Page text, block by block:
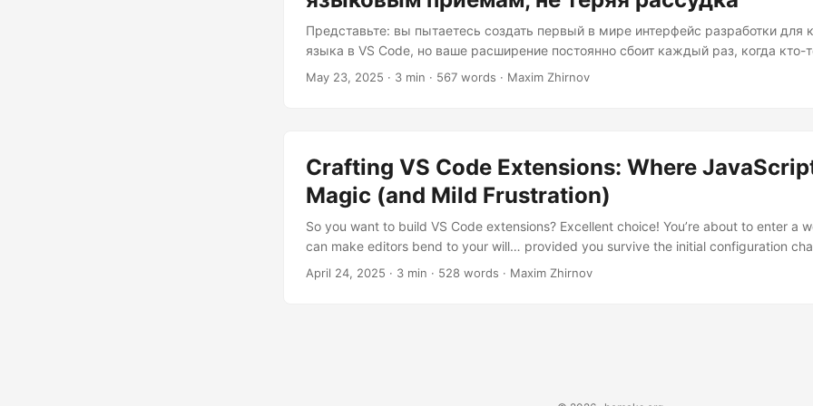
Представьте: вы пытаетесь создать первый в мире интерфейс разработки для
языка в VS Code, но ваше расширение постоянно сбоит каждый раз, когда кто-
«Heghlu’meH QaQ jajvam!» (для нас, простых смертных, это «Сегодня хороший
нейтральную территорию, где редакторы и языковые анализаторы могут
не начиная войн интегрированных сред разработки....
May 23, 2025 · 3 min · 567 words · Maxim Zhirnov
Crafting VS Code Extensions: Where
Magic (and Mild Frustration)
So you want to build VS Code extensions? Excellent choice! You’re about to enter a
can make editors bend to your will… provided you survive the initial configuration
that “Hello World” into “Hello Productive Workflow” with some JavaScript wizardry. 1.
April 24, 2025 · 3 min · 528 words · Maxim Zhirnov